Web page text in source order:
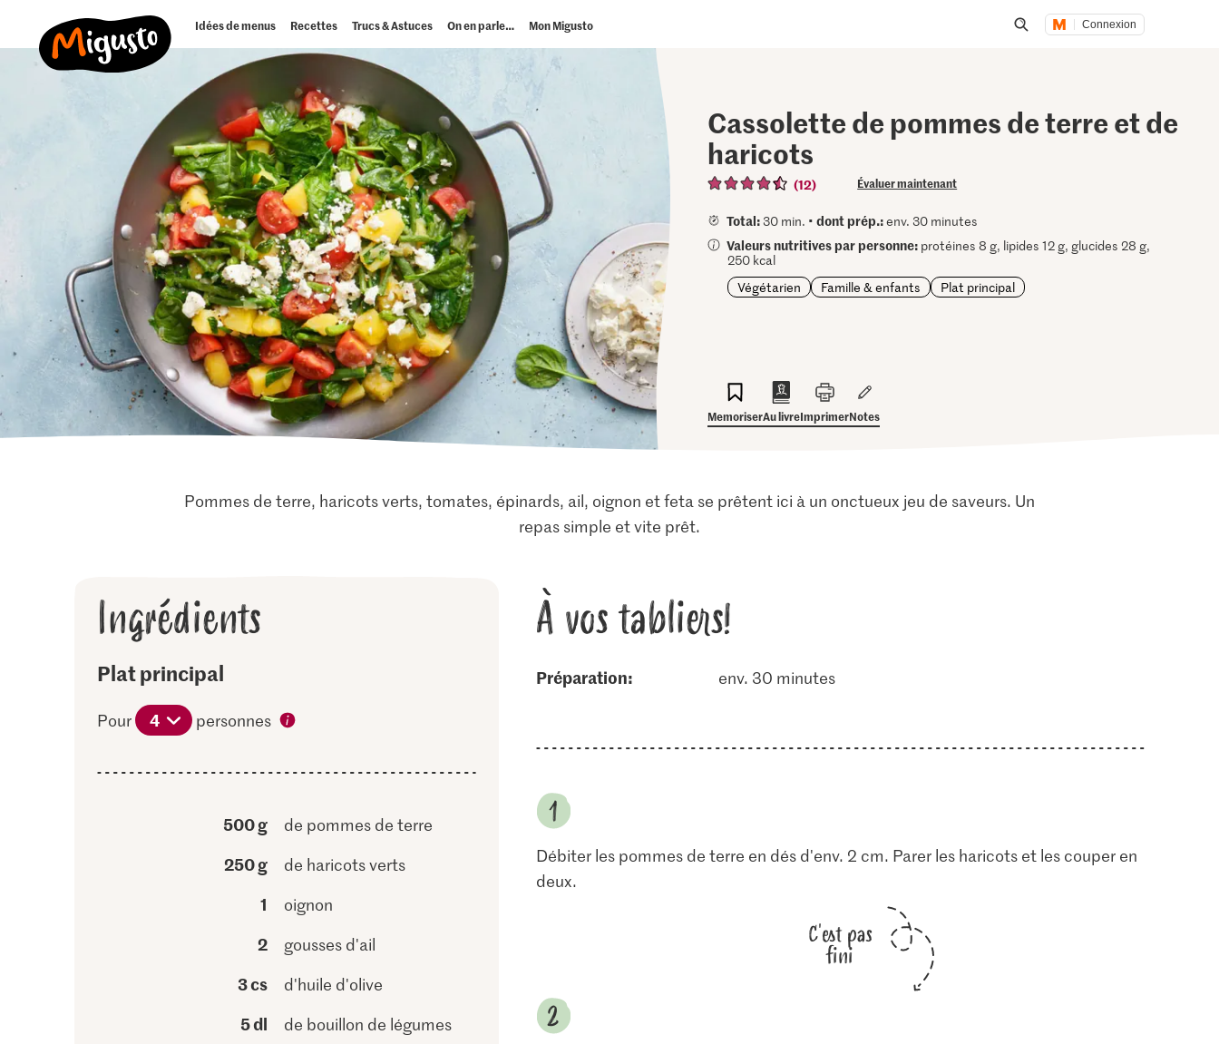
Idées de menus Recettes Trucs & Astuces On en parle… Mon Migusto Connexion
Cassolette de pommes de terre et de
haricots
(12) Évaluer maintenant
Total: 30 min. •dont prép.:env. 30 minutes
Valeurs nutritives par personne: protéines 8 g, lipides 12 g, glucides 28 g,
250 kcal
Végétarien
Famille & enfants Plat principal
MemoriserAu livreImprimerNotes
Pommes de terre, haricots verts, tomates, épinards, ail, oignon et feta se prêtent ici à un onctueux jeu de saveurs. Un
repas simple et vite prêt.
Ingrédients
Plat principal
Pour 4 personnes
500 g de pommes de terre
250 g de haricots verts
1 oignon
2 gousses d'ail
3 cs d'huile d'olive
5 dl de bouillon de légumes
À vos tabliers!
Préparation: env. 30 minutes
Débiter les pommes de terre en dés d'env. 2 cm. Parer les haricots et les couper en
deux.
C'est pas
fini